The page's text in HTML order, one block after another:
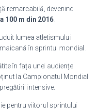
remarcabilă, devenind
100 m din 2016
lumea atletismului
în sprintul mondial.
în fața unei audiențe
la Campionatul Mondial
intensive.
pentru viitorul sprintului